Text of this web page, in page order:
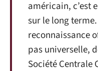
américain, c’est
sur le long
reconnaissance
pas universelle,
Société Centrale